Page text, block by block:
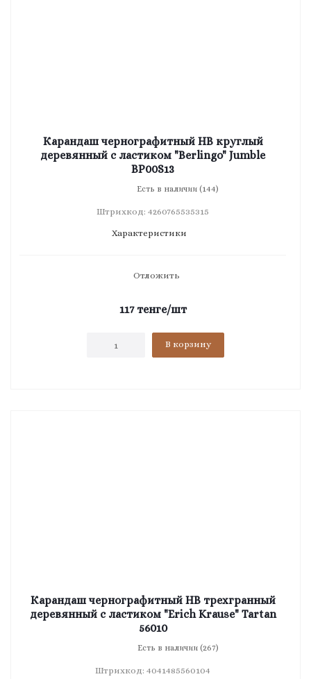
Карандаш чернографитный HB круглый
деревянный с ластиком "Berlingo" Jumble
BP00S13
Есть в наличии (144)
Штрихкод: 4260765535315
Характеристики
Отложить
117тенге/шт
В корзину
Карандаш чернографитный HB трехгранный
деревянный с ластиком "Erich Krause" Tartan
56010
Есть в наличии (267)
Штрихкод: 4041485560104